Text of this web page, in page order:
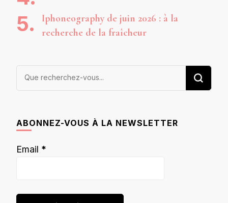
Iphoneography de juin 2026 : à la
recherche de la fraîcheur
Vous
ABONNEZ-VOUS À LA NEWSLETTER
Email *